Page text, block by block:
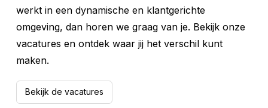
werkt in een dynamische en klantgerichte
omgeving, dan horen we graag van je. Bekijk onze
vacatures en ontdek waar jij het verschil kunt
maken.
Bekijk de vacatures